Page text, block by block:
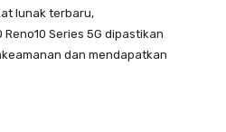
lunak terbaru,
Reno10 Series 5G dipastikan
dan mendapatkan